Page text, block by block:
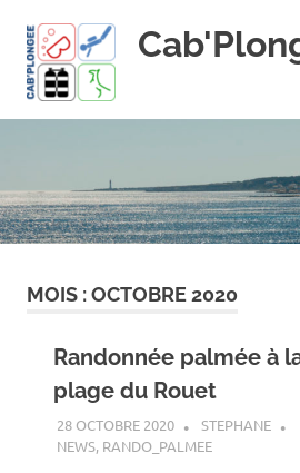
content
!
MOIS :OCTOBRE 2020
Randonnée palmée à
plage du Rouet
28 OCTOBRE 2020
STEPHANE
NEWS, RANDO_PALMEE